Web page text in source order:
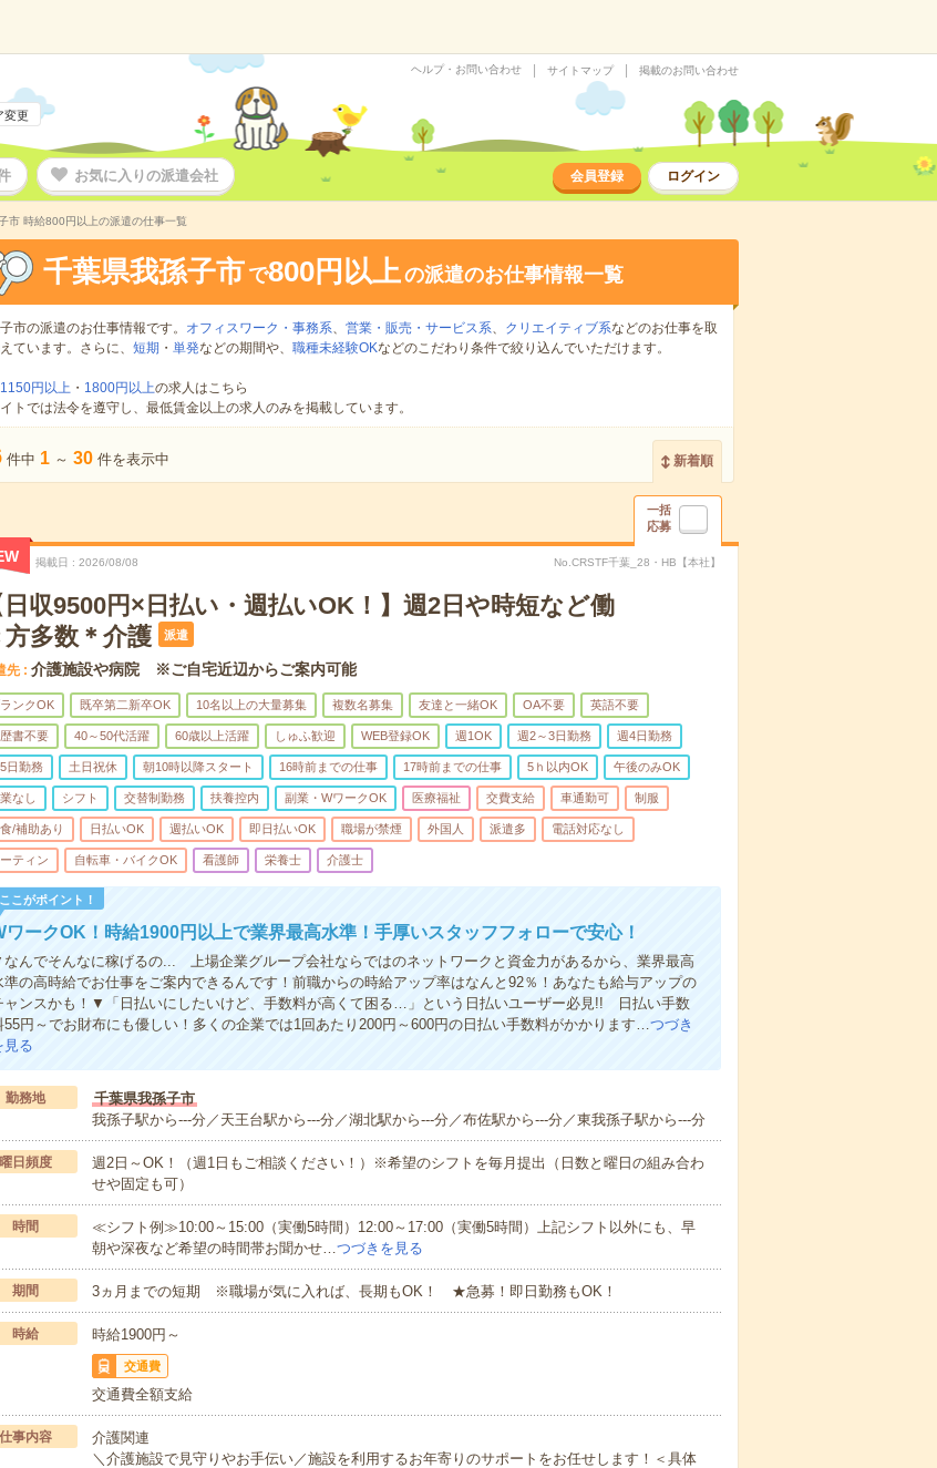
変更
ヘルプ・お問い合わせ サイトマップ 掲載のお問い合わせ
お気に入りの派遣会社 会員登録 ログイン
市 時給800円以上の派遣の仕事一覧
千葉県我孫子市 で800円以上の派遣のお仕事情報一覧
市の派遣のお仕事情報です。 オフィスワーク・事務系、 営業・販売・サービス系、 クリエイティブ系などのお仕事を取
ています。さらに、 短期 ・ 単発などの期間や、 職種未経験OKなどのこだわり条件で絞り込んでいただけます。
1150円以上・ 1800円以上の求人はこちら
トでは法令を遵守し、最低賃金以上の求人のみを掲載しています。
件中 1 ～ 30 件を表示中 新着順
一括
応募
掲載日 2026/08/08 No.CRSTF千葉_28・HB【本社】
日収9500円×日払い・週払いOK！】週2日や時短など働
方多数＊介護
派遣
先 介護施設や病院 ※ご自宅近辺からご案内可能
ンクOK 既卒第二新卒OK 10名以上の大量募集 複数名募集 友達と一緒OK OA不要 英語不要
書不要 40～50代活躍 60歳以上活躍 しゅふ歓迎 WEB登録OK 週1OK 週2～3日勤務 週4日勤務
日勤務 土日祝休 朝10時以降スタート 16時前までの仕事 17時前までの仕事 5ｈ以内OK 午後のみOK
なし シフト 交替制勤務 扶養控内 副業・WワークOK 医療福祉 交費支給 車通勤可 制服
/補助あり 日払いOK 週払いOK 即日払いOK 職場が禁煙 外国人 派遣多 電話対応なし
ティン 自転車・バイクOK 看護師 栄養士 介護士
ここがポイント！
ワークOK！時給1900円以上で業界最高水準！手厚いスタッフフォローで安心！
んでそんなに稼げるの... 上場企業グループ会社ならではのネットワークと資金力があるから、業界最高
準の高時給でお仕事をご案内できるんです！前職からの時給アップ率はなんと92％！あなたも給与アップの
ャンスかも！▼「日払いにしたいけど、手数料が高くて困る…」という日払いユーザー必見!! 日払い手数
55円～でお財布にも優しい！多くの企業では1回あたり200円～600円の日払い手数料がかかります…つづき
見る
勤務地
千葉県我孫子市
我孫子駅から---分／天王台駅から---分／湖北駅から---分／布佐駅から---分／東我孫子駅から---分
曜日頻度
週2日～OK！（週1日もご相談ください！）※希望のシフトを毎月提出（日数と曜日の組み合わ
せや固定も可）
時間
≪シフト例≫10:00～15:00（実働5時間）12:00～17:00（実働5時間）上記シフト以外にも、早
朝や深夜など希望の時間帯お聞かせ…つづきを見る
期間 3ヵ月までの短期 ※職場が気に入れば、長期もOK！ ★急募！即日勤務もOK！
時給 時給1900円～
交通費
交通費全額支給
仕事内容
介護関連
＼介護施設で見守りやお手伝い／施設を利用するお年寄りのサポートをお任せします！＜具体